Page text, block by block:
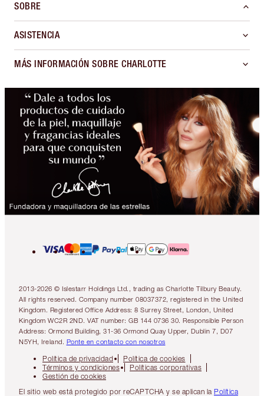
SOBRE
ASISTENCIA
MÁS INFORMACIÓN SOBRE CHARLOTTE
2013-2026 © Islestarr Holdings Ltd., trading as Charlotte Tilbury Beauty.
All rights reserved. Company number 08037372, registered in the United
Kingdom. Registered Office Address: 8 Surrey Street, London, United
Kingdom WC2R 2ND. VAT number: GB 144 0736 30. Responsible Person
Address: Ormond Building, 31-36 Ormond Quay Upper, Dublin 7, D07
N5YH, Ireland. Ponte en contacto con nosotros
Política de privacidad
Política de cookies
Términos y condiciones
Políticas corporativas
Gestión de cookies
El sitio web está protegido por reCAPTCHA y se aplican la Política